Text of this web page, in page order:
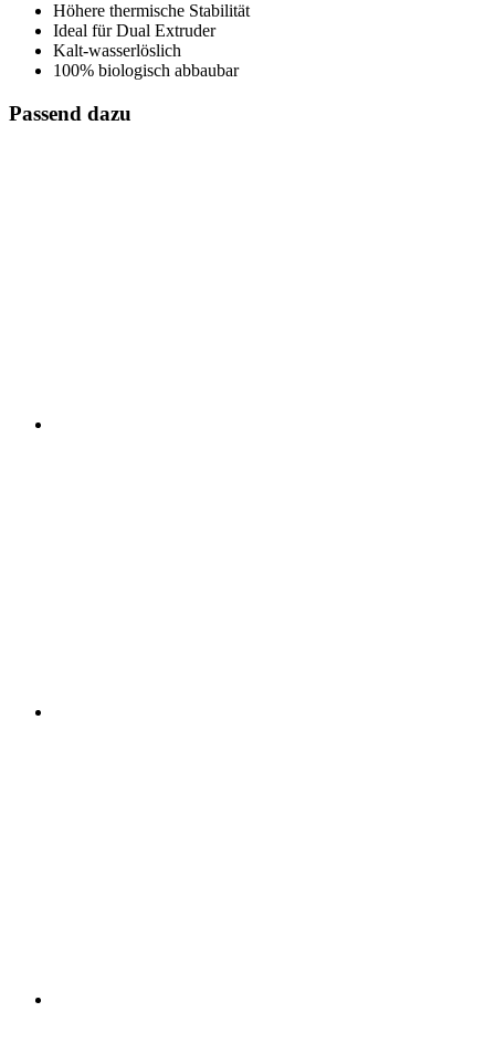
Höhere thermische Stabilität
Ideal für Dual Extruder
Kalt-wasserlöslich
100% biologisch abbaubar
Passend dazu